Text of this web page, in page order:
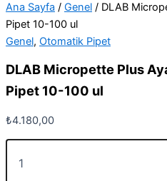
Ana Sayfa / Genel / DLAB
Pipet 10-100 ul
Genel, Otomatik Pipet
DLAB Micropette Plus
Pipet 10-100 ul
₺4.180,00
DLAB
Micropette